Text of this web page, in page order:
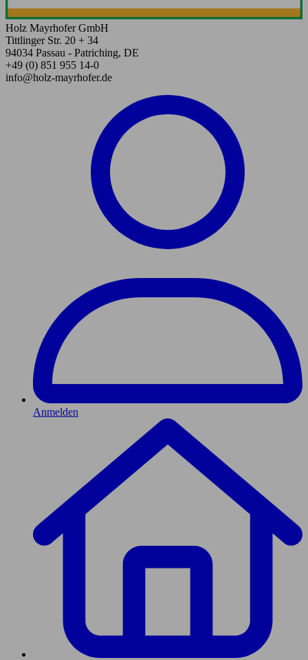
Holz Mayrhofer GmbH
Tittlinger Str. 20 + 34
94034 Passau - Patriching, DE
+49 (0) 851 955 14-0
info@holz-mayrhofer.de
Anmelden